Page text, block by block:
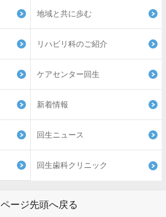
地域と共に歩む
リハビリ科のご紹介
ケアセンター回生
新着情報
回生ニュース
回生歯科クリニック
ページ先頭へ戻る